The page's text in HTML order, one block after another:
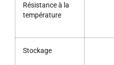
Résistance à la
température
Stockage